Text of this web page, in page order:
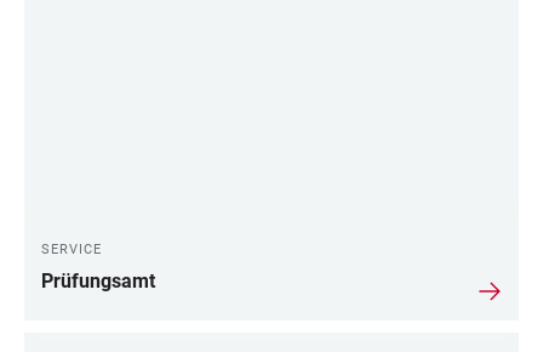
SERVICE
Prüfungsamt